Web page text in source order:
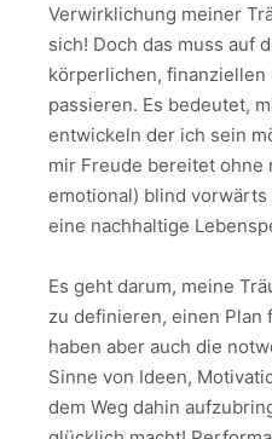
Verwirklichung meiner
sich! Doch das muss auf
körperlichen, finanziellen
passieren. Es bedeutet,
entwickeln der ich sein
mir Freude bereitet ohne
emotional) blind
eine nachhaltige
Es geht darum, meine
zu definieren, einen Plan
haben aber auch die
Sinne von Ideen,
dem Weg dahin